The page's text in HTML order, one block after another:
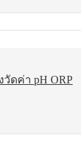
วัดค่า pH ORP